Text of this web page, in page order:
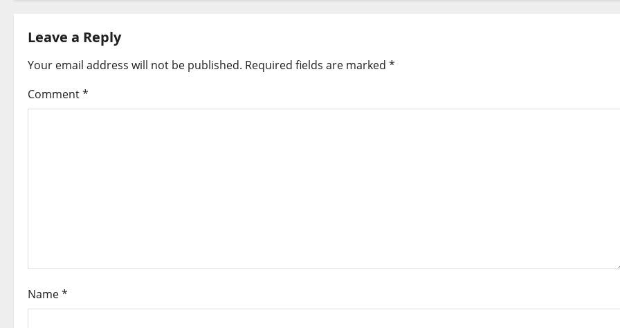
n
v
o
n
Leave a Reply
Your email address will not be published. Required fields are marked *
Comment*
Name*